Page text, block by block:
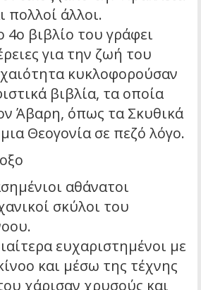
πολλοί άλλοι.
βιβλίο του γράφει
για την ζωή του
κυκλοφορούσαν
βιβλία, τα οποία
Άβαρη, όπως τα Σκυθικά
Θεογονία σε πεζό λόγο.
αθάνατοι
σκύλοι του
ευχαριστημένοι με
και μέσω της τέχνης
χάρισαν χρυσούς και